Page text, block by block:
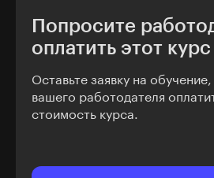
Попросите
оплатить этот курс
Оставьте заявку на
вашего работодателя
стоимость курса.